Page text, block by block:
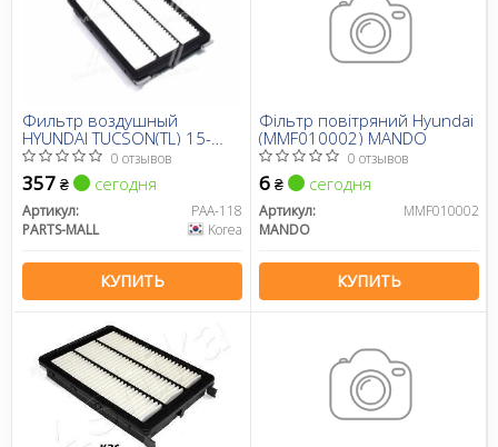
Фильтр воздушный
HYUNDAI TUCSON(TL) 15-
(пр-во PARTS-MALL)
0 отзывов
357 ₴ сегодня
Артикул:
PAA-118
PARTS-MALL
Korea
КУПИТЬ
Фільтр повітряний Hyundai
(MMF010002) MANDO
0 отзывов
6 ₴ сегодня
Артикул:
MMF010002
MANDO
КУПИТЬ